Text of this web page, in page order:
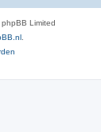
Limited